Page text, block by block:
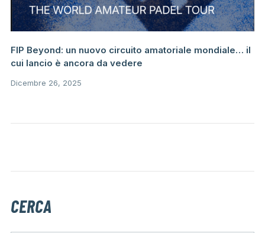
FIP Beyond: un nuovo circuito amatoriale mondiale… il
cui lancio è ancora da vedere
Dicembre 26, 2025
CERCA